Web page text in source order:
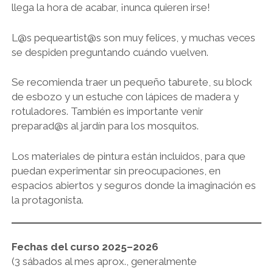
llega la hora de acabar, ¡nunca quieren irse!
L@s pequeartist@s son muy felices, y muchas veces
se despiden preguntando cuándo vuelven.
Se recomienda traer un pequeño taburete, su block
de esbozo y un estuche con lápices de madera y
rotuladores. También es importante venir
preparad@s al jardín para los mosquitos.
Los materiales de pintura están incluidos, para que
puedan experimentar sin preocupaciones, en
espacios abiertos y seguros donde la imaginación es
la protagonista.
Fechas del curso 2025–2026
(3 sábados al mes aprox., generalmente